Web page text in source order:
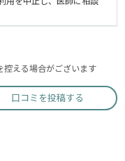
える場合がございます
口コミを投稿する